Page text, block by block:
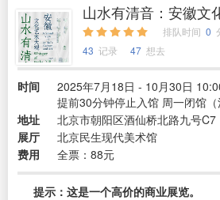
山水有清音：安徽文
排队时间 0
43 记录 47 想去
时间
2025年7月18日 - 10月30日
提前30分钟停止入馆 周一闭馆（
地址
北京市朝阳区酒仙桥北路九号C7
展厅
北京民生现代美术馆
费用
全票：88元
提示：这是一个高价的商业展览。